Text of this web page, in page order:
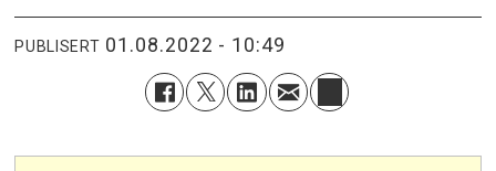
PUBLISERT 01.08.2022 - 10:49